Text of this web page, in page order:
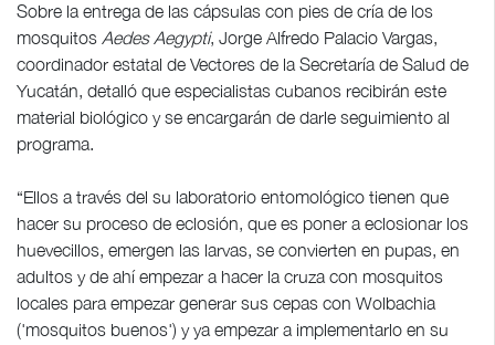
Sobre la entrega de las cápsulas con pies de cría de los
mosquitos Aedes Aegypti, Jorge Alfredo Palacio Vargas,
coordinador estatal de Vectores de la Secretaría de Salud de
Yucatán, detalló que especialistas cubanos recibirán este
material biológico y se encargarán de darle seguimiento al
programa.
“Ellos a través del su laboratorio entomológico tienen que
hacer su proceso de eclosión, que es poner a eclosionar los
huevecillos, emergen las larvas, se convierten en pupas, en
adultos y de ahí empezar a hacer la cruza con mosquitos
locales para empezar generar sus cepas con Wolbachia
('mosquitos buenos') y ya empezar a implementarlo en su